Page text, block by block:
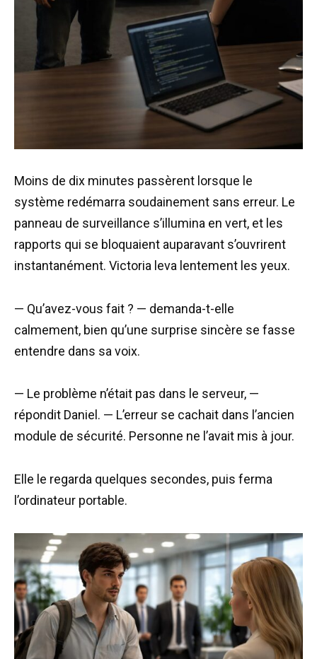
Moins de dix minutes passèrent lorsque le
système redémarra soudainement sans erreur. Le
panneau de surveillance s’illumina en vert, et les
rapports qui se bloquaient auparavant s’ouvrirent
instantanément. Victoria leva lentement les yeux.
— Qu’avez-vous fait ? — demanda-t-elle
calmement, bien qu’une surprise sincère se fasse
entendre dans sa voix.
— Le problème n’était pas dans le serveur, —
répondit Daniel. — L’erreur se cachait dans l’ancien
module de sécurité. Personne ne l’avait mis à jour.
Elle le regarda quelques secondes, puis ferma
l’ordinateur portable.